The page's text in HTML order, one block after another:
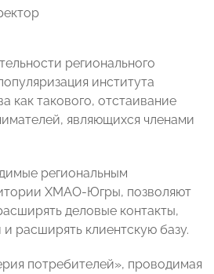
регионального
института
как такового, отстаивание
являющихся членами
региональным
ХМАО-Югры, позволяют
деловые контакты,
и расширять клиентскую базу.
потребителей», проводимая